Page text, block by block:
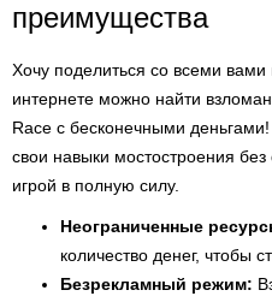
преимущества
Хочу поделиться со всеми
интернете можно найти
Race с бесконечными
свои навыки мостостроения
игрой в полную силу.
Неограниченные
количество денег, чтобы
Безрекламный режим: